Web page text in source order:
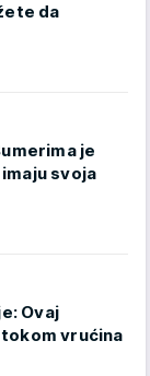
da
je
svoja
Ovaj
vrućina